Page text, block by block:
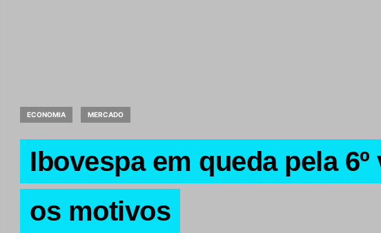
ECONOMIA MERCADO
Ibovespa em queda pela
os motivos